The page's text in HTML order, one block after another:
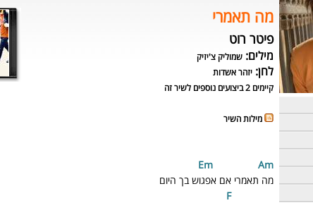
מה תאמרי
פיטר רוט
מילים: שמוליק צ'יזיק
לחן: יזהר אשדות
קיימים 2 ביצועים נוספים לשיר זה
מילות השיר
Em Am
מה תאמרי אם אפגוש בך היום
F